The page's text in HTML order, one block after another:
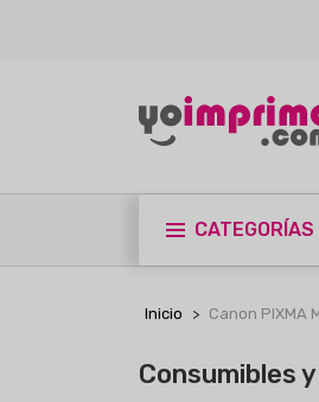
CATEGORÍAS
Inicio Canon PIXMA
Consumibles